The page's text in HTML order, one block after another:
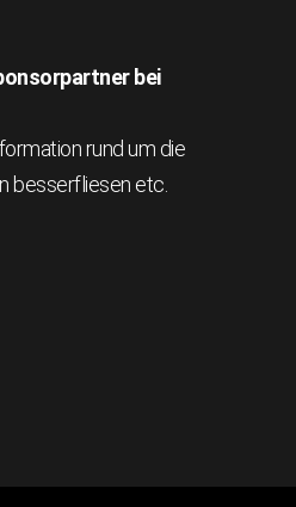
bei
rund um die
besserfliesen etc.